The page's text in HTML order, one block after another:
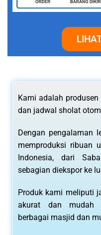
Kami adalah
dan jadwal sholat
Dengan pengalaman
memproduksi ribuan
Indonesia, dari
sebagian diekspor ke
Produk kami meliputi
akurat dan mudah
berbagai masjid dan